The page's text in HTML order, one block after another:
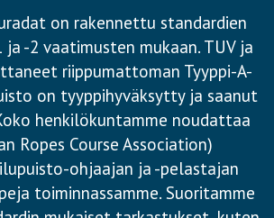
on rakennettu standardien
ja -2 vaatimusten mukaan. TUV ja
riippumattoman Tyyppi-A-
on tyyppihyväksytty ja saanut
henkilökuntamme noudattaa
Ropes Course Association)
ohjaajan ja -pelastajan
toiminnassamme. Suoritamme